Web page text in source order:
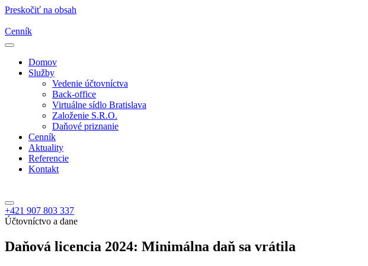
Preskočiť na obsah
Cenník
Domov
Služby
Vedenie účtovníctva
Back-office
Virtuálne sídlo Bratislava
Založenie S.R.O.
Daňové priznanie
Cenník
Aktuality
Referencie
Kontakt
+421 907 803 337
Účtovníctvo a dane
Daňová licencia 2024: Minimálna daň sa vrátila